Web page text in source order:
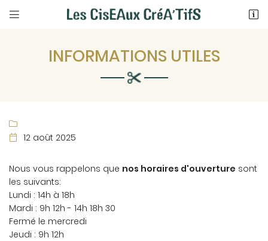
 
09 82 26 07 83
 Adresse email de réception
En cochant cette case, vous consentez à recevoir nos propositions
commerciales à l'adresse email indiqué ci-dessus. Vous pouvez vous
désinscrire à tout moment en utilisant
INFORMATIONS UTILES


12 août 2025
Nous vous rappelons que nos horaires d'ouverture sont
les suivants:
Lundi : 14h à 18h
Mardi : 9h 12h - 14h 18h 30
Fermé le mercredi
Jeudi : 9h 12h